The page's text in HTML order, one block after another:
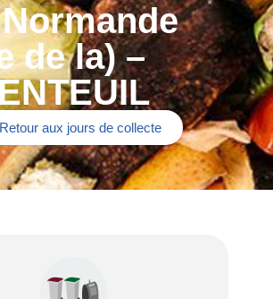
aux jours de collecte
de la) –